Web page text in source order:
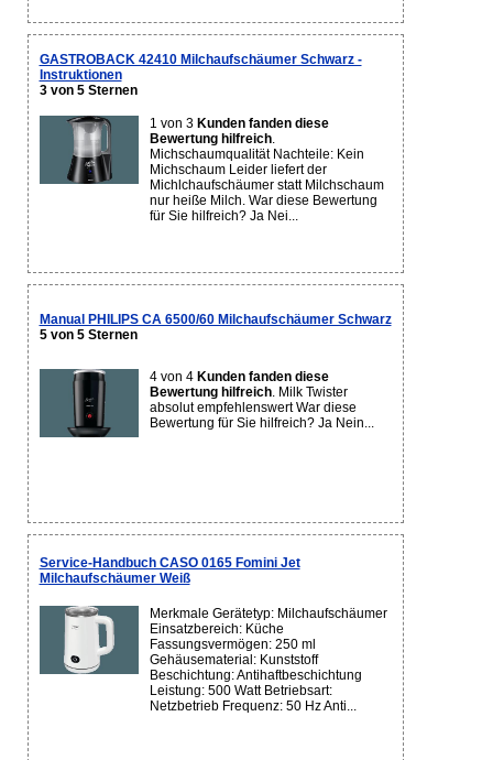
GASTROBACK 42410 Milchaufschäumer Schwarz -
Instruktionen
3 von 5 Sternen
1 von 3 Kunden fanden diese
Bewertung hilfreich.
Michschaumqualität Nachteile: Kein
Michschaum Leider liefert der
Michlchaufschäumer statt Milchschaum
nur heiße Milch. War diese Bewertung
für Sie hilfreich? Ja Nei...
Manual PHILIPS CA 6500/60 Milchaufschäumer Schwarz
5 von 5 Sternen
4 von 4 Kunden fanden diese
Bewertung hilfreich. Milk Twister
absolut empfehlenswert War diese
Bewertung für Sie hilfreich? Ja Nein...
Service-Handbuch CASO 0165 Fomini Jet
Milchaufschäumer Weiß
Merkmale Gerätetyp: Milchaufschäumer
Einsatzbereich: Küche
Fassungsvermögen: 250 ml
Gehäusematerial: Kunststoff
Beschichtung: Antihaftbeschichtung
Leistung: 500 Watt Betriebsart:
Netzbetrieb Frequenz: 50 Hz Anti...